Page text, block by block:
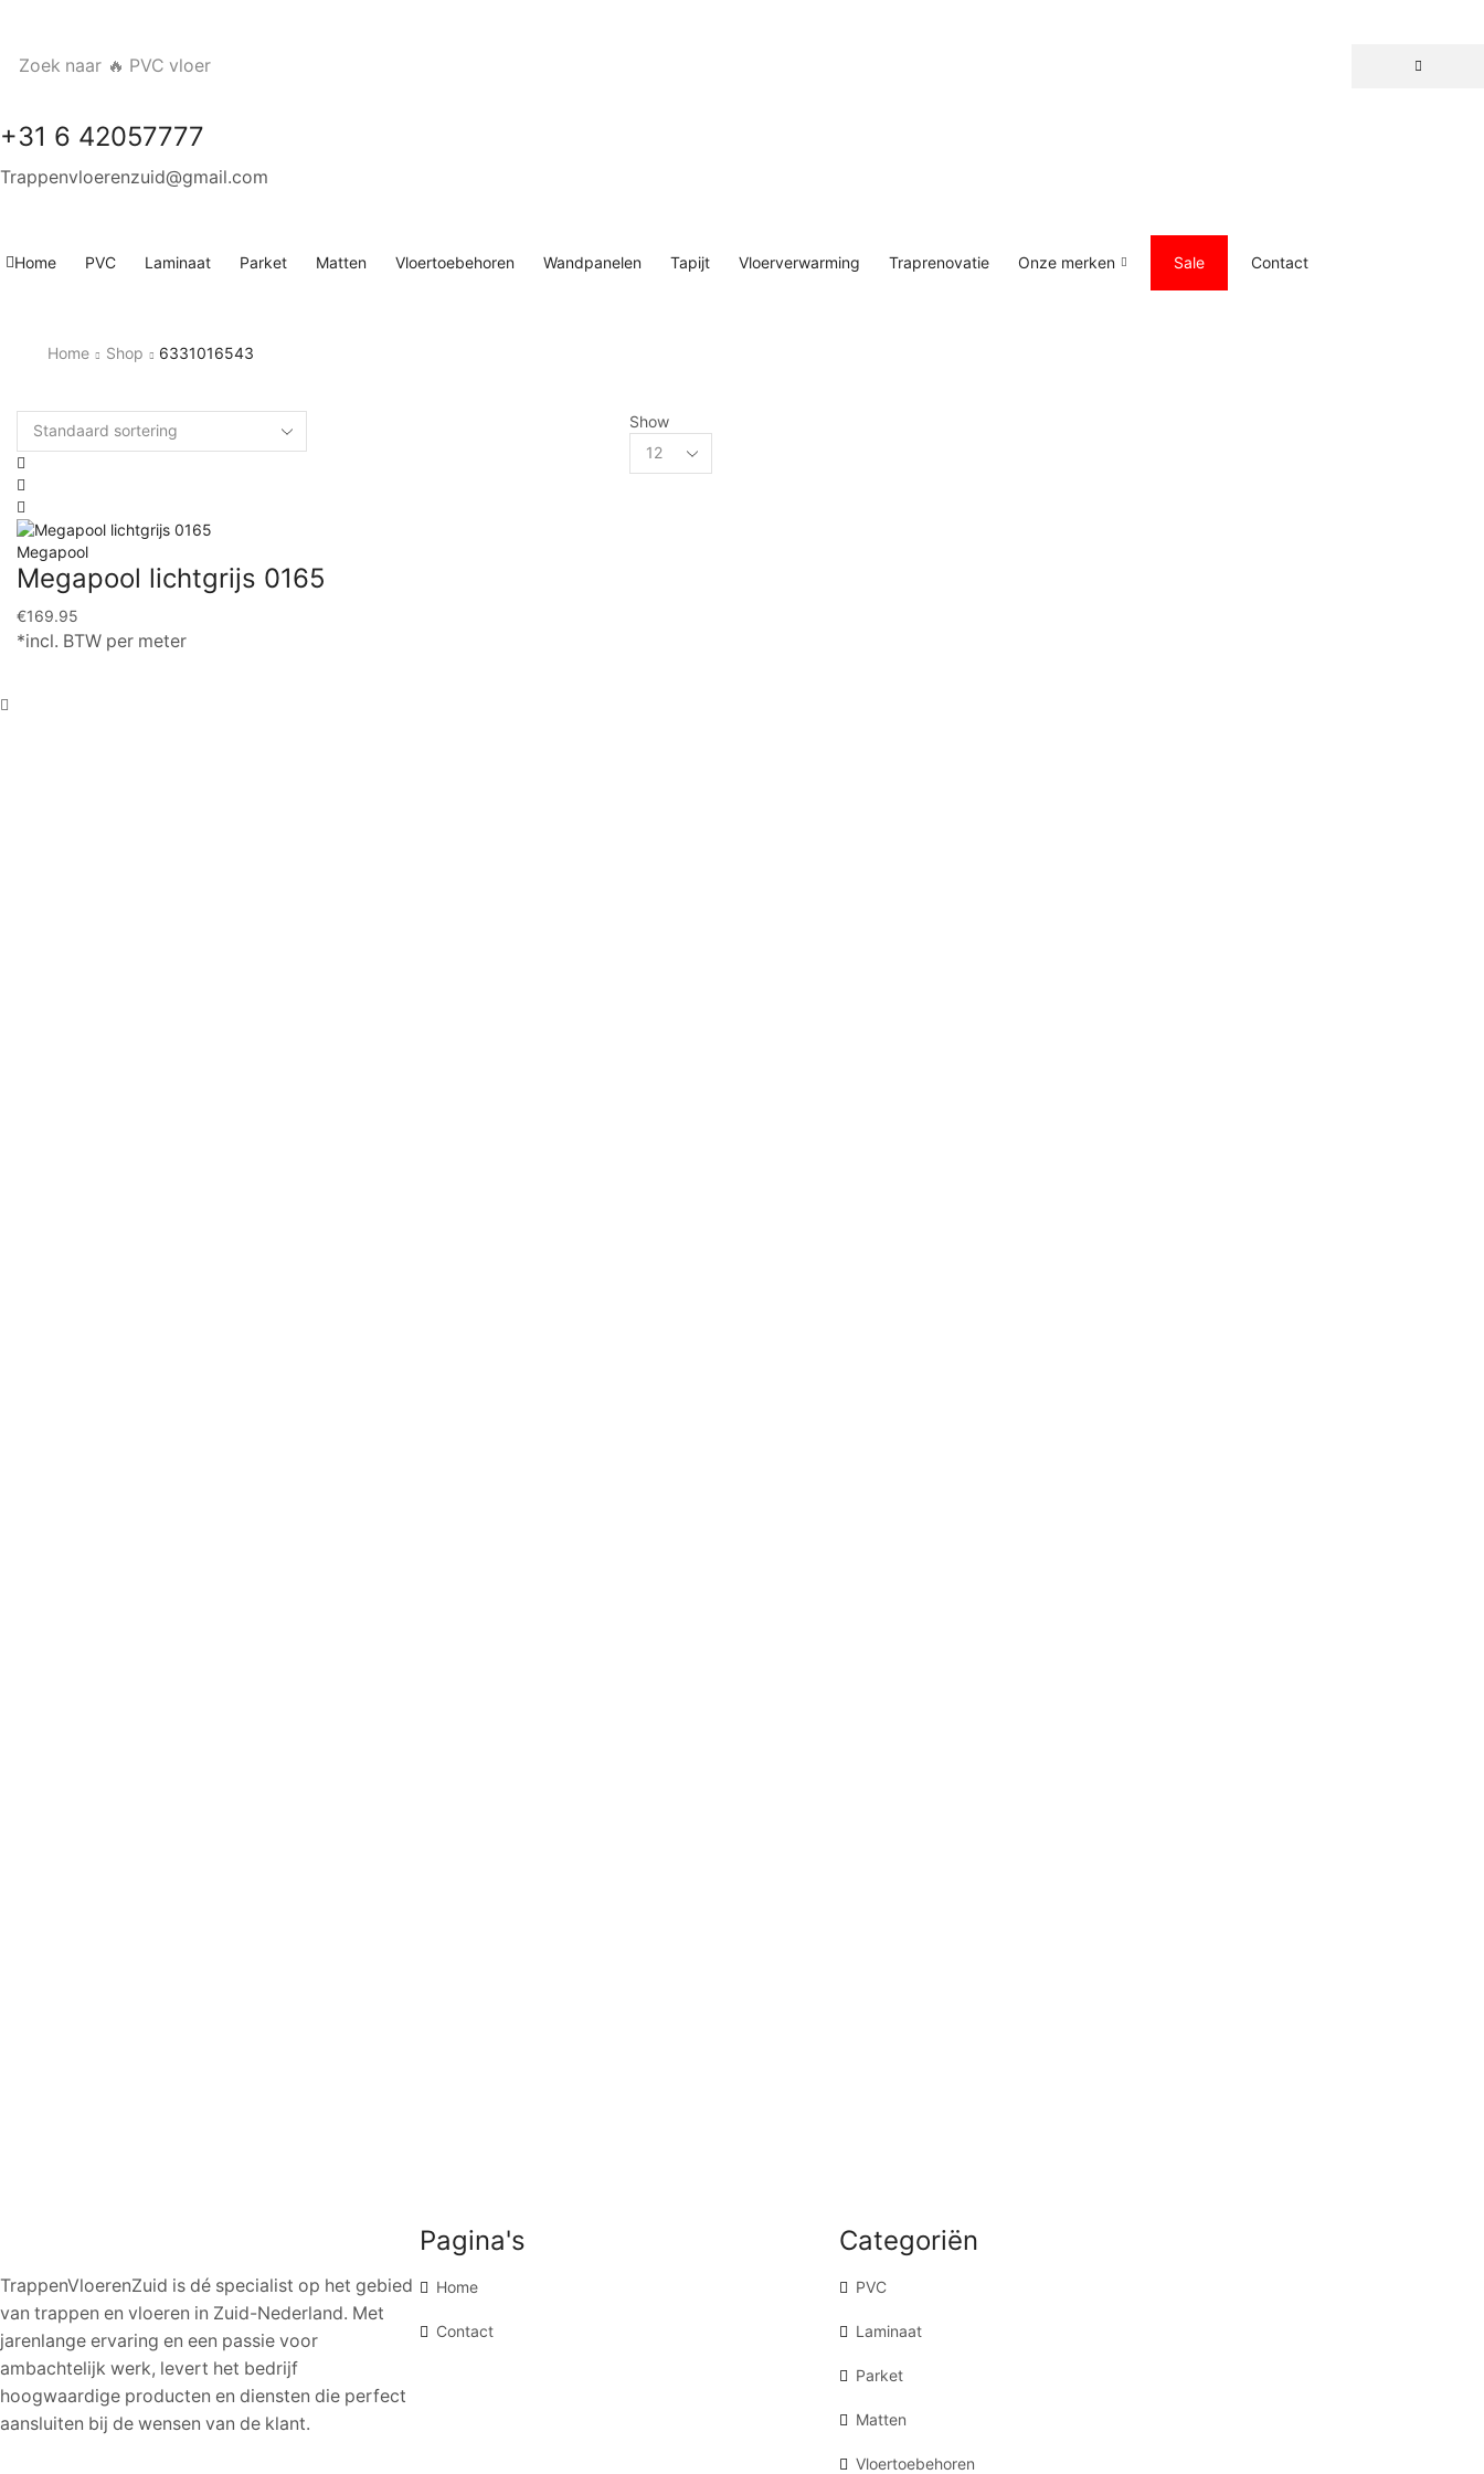
Zoek naar 🔥 PVC vloer
+31 6 42057777
Trappenvloerenzuid@gmail.com
Home PVC Laminaat Parket Matten Vloertoebehoren Wandpanelen Tapijt Vloerverwarming Traprenovatie Onze merken Sale Contact
Home Shop 6331016543
Show
Megapool
Megapool lichtgrijs 0165
€169.95
*incl. BTW per meter
TrappenVloerenZuid is dé specialist op het gebied
van trappen en vloeren in Zuid-Nederland. Met
jarenlange ervaring en een passie voor
ambachtelijk werk, levert het bedrijf
hoogwaardige producten en diensten die perfect
aansluiten bij de wensen van de klant.
Pagina's
Home
Contact
Categoriën
PVC
Laminaat
Parket
Matten
Vloertoebehoren